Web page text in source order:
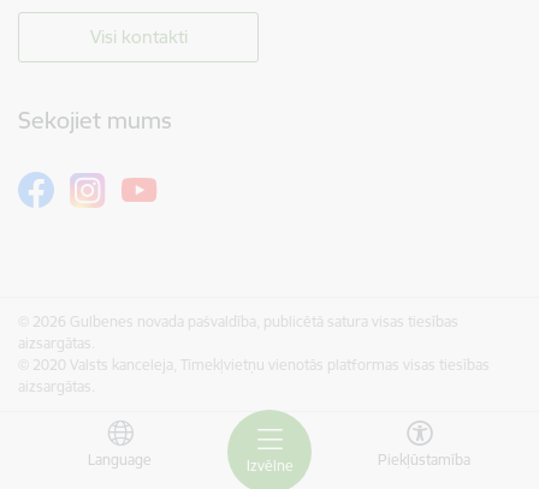
Izvēlne
Language Piekļūstamība
Visi kontakti
Sekojiet mums
© 2026 Gulbenes novada pašvaldība, publicētā satura visas tiesības
aizsargātas.
© 2020 Valsts kanceleja, Tīmekļvietņu vienotās platformas visas tiesības
aizsargātas.